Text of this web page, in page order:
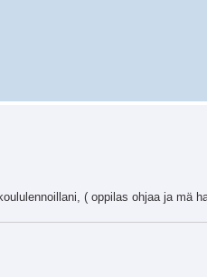
( oppilas ohjaa ja mä